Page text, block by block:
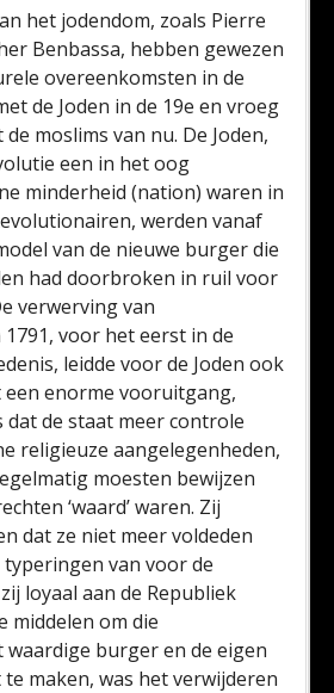
het jodendom, zoals Pierre
Benbassa, hebben gewezen
overeenkomsten in de
de Joden in de 19e en vroeg
moslims van nu. De Joden,
een in het oog
minderheid (nation) waren in
werden vanaf
van de nieuwe burger die
had doorbroken in ruil voor
verwerving van
voor het eerst in de
leidde voor de Joden ook
enorme vooruitgang,
dat de staat meer controle
religieuze aangelegenheden,
moesten bewijzen
‘waard’ waren. Zij
dat ze niet meer voldeden
van voor de
loyaal aan de Republiek
middelen om die
burger en de eigen
maken, was het verwijderen